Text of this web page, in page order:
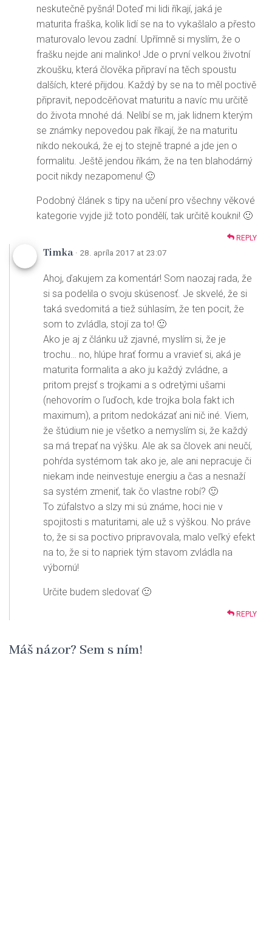
neskutečně pyšná! Doteď mi lidi říkají, jaká je
maturita fraška, kolik lidí se na to vykašlalo a přesto
maturovalo levou zadní. Upřímně si myslím, že o
frašku nejde ani malinko! Jde o první velkou životní
zkoušku, která člověka připraví na těch spoustu
dalších, které přijdou. Každý by se na to měl poctivě
připravit, nepodcěňovat maturitu a navíc mu určitě
do života mnohé dá. Nelíbí se m, jak lidnem kterým
se známky nepovedou pak říkají, že na maturitu
nikdo nekouká, že ej to stejně trapné a jde jen o
formalitu. Ještě jendou říkám, že na ten blahodárný
pocit nikdy nezapomenu! 🙂
Podobný článek s tipy na učení pro všechny věkové
kategorie vyjde již toto pondělí, tak určitě koukni! 🙂
REPLY
Timka · 28. apríla 2017 at 23:07
Ahoj, ďakujem za komentár! Som naozaj rada, že
si sa podelila o svoju skúsenosť. Je skvelé, že si
taká svedomitá a tiež súhlasím, že ten pocit, že
som to zvládla, stojí za to! 🙂
Ako je aj z článku už zjavné, myslím si, že je
trochu… no, hlúpe hrať formu a vravieť si, aká je
maturita formalita a ako ju každý zvládne, a
pritom prejsť s trojkami a s odretými ušami
(nehovorím o ľuďoch, kde trojka bola fakt ich
maximum), a pritom nedokázať ani nič iné. Viem,
že štúdium nie je všetko a nemyslím si, že každý
sa má trepať na výšku. Ale ak sa človek ani neučí,
pohŕda systémom tak ako je, ale ani nepracuje či
niekam inde neinvestuje energiu a čas a nesnaží
sa systém zmeniť, tak čo vlastne robí? 🙂
To zúfalstvo a slzy mi sú známe, hoci nie v
spojitosti s maturitami, ale už s výškou. No práve
to, že si sa poctivo pripravovala, malo veľký efekt
na to, že si to napriek tým stavom zvládla na
výbornú!
Určite budem sledovať 🙂
REPLY
Máš názor? Sem s ním!